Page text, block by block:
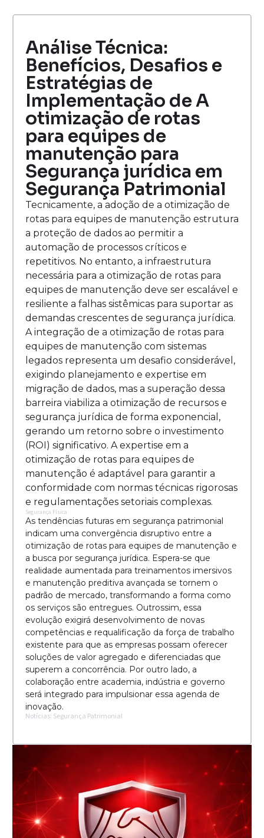
Análise Técnica:
Benefícios, Desafios e
Estratégias de
Implementação de A
otimização de rotas
para equipes de
manutenção para
Segurança jurídica em
Segurança Patrimonial
Tecnicamente, a adoção de a otimização de
rotas para equipes de manutenção estrutura
a proteção de dados ao permitir a
automação de processos críticos e
repetitivos. No entanto, a infraestrutura
necessária para a otimização de rotas para
equipes de manutenção deve ser escalável e
resiliente a falhas sistêmicas para suportar as
demandas crescentes de segurança jurídica.
A integração de a otimização de rotas para
equipes de manutenção com sistemas
legados representa um desafio considerável,
exigindo planejamento e expertise em
migração de dados, mas a superação dessa
barreira viabiliza a otimização de recursos e
segurança jurídica de forma exponencial,
gerando um retorno sobre o investimento
(ROI) significativo. A expertise em a
otimização de rotas para equipes de
manutenção é adaptável para garantir a
conformidade com normas técnicas rigorosas
e regulamentações setoriais complexas.
Segurança Física
As tendências futuras em segurança patrimonial
indicam uma convergência disruptivo entre a
otimização de rotas para equipes de manutenção e
a busca por segurança jurídica. Espera-se que
realidade aumentada para treinamentos imersivos
e manutenção preditiva avançada se tornem o
padrão de mercado, transformando a forma como
os serviços são entregues. Outrossim, essa
evolução exigirá desenvolvimento de novas
competências e requalificação da força de trabalho
existente para que as empresas possam oferecer
soluções de valor agregado e diferenciadas que
superem a concorrência. Por outro lado, a
colaboração entre academia, indústria e governo
será integrado para impulsionar essa agenda de
inovação.
Notícias: Segurança Patrimonial